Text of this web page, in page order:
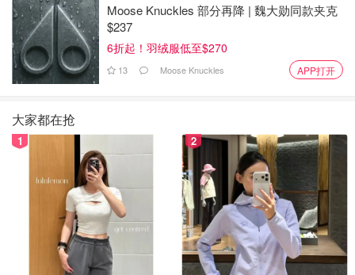
Moose Knuckles 部分再降 | 魏大勋同款夹克
$237
6折起！羽绒服低至$270
13 Moose Knuckles APP打开
大家都在抢
1 2